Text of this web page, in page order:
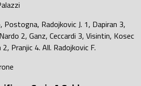
Postogna, Radojkovic J. 1, Dapiran 3,
2, Ganz, Ceccardi 3, Visintin, Kosec
Pranjic 4. All. Radojkovic F.